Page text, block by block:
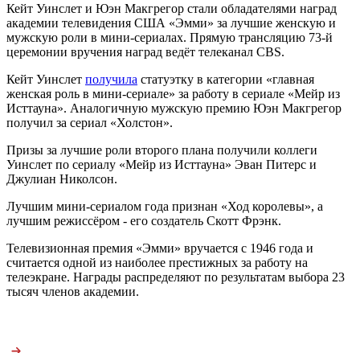
Кейт Уинслет и Юэн Макгрегор стали обладателями наград
академии телевидения США «Эмми» за лучшие женскую и
мужскую роли в мини-сериалах. Прямую трансляцию 73-й
церемонии вручения наград ведёт телеканал CBS.
Кейт Уинслет получила статуэтку в категории «главная
женская роль в мини-сериале» за работу в сериале «Мейр из
Исттауна». Аналогичную мужскую премию Юэн Макгрегор
получил за сериал «Холстон».
Призы за лучшие роли второго плана получили коллеги
Уинслет по сериалу «Мейр из Исттауна» Эван Питерс и
Джулиан Николсон.
Лучшим мини-сериалом года признан «Ход королевы», а
лучшим режиссёром - его создатель Скотт Фрэнк.
Телевизионная премия «Эмми» вручается с 1946 года и
считается одной из наиболее престижных за работу на
телеэкране. Награды распределяют по результатам выбора 23
тысяч членов академии.